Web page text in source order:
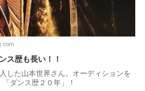
ス歴も長い！！
した山本世界さん。オーディションを
ダンス歴２０年」！